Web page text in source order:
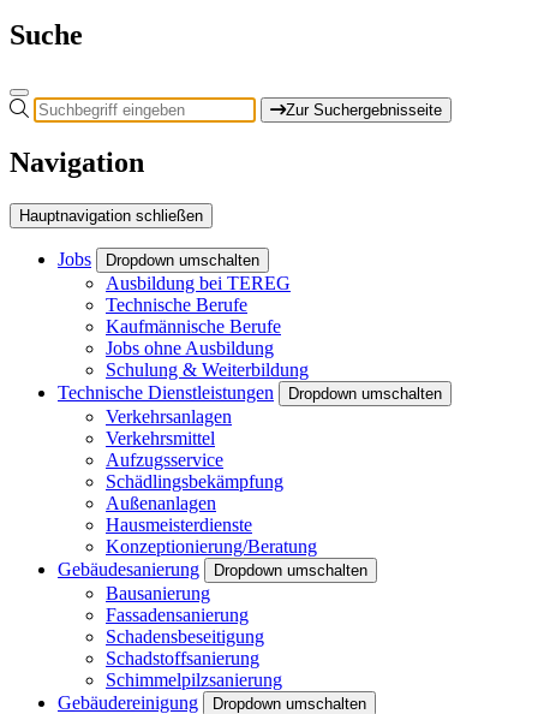
Suche
Zur Suchergebnisseite
Navigation
Hauptnavigation schließen
Jobs Dropdown umschalten
Ausbildung bei TEREG
Technische Berufe
Kaufmännische Berufe
Jobs ohne Ausbildung
Schulung & Weiterbildung
Technische Dienstleistungen
Dropdown umschalten
Verkehrsanlagen
Verkehrsmittel
Aufzugsservice
Schädlingsbekämpfung
Außenanlagen
Hausmeisterdienste
Konzeptionierung/Beratung
Gebäudesanierung
Dropdown umschalten
Bausanierung
Fassadensanierung
Schadensbeseitigung
Schadstoffsanierung
Schimmelpilzsanierung
Gebäudereinigung
Dropdown umschalten